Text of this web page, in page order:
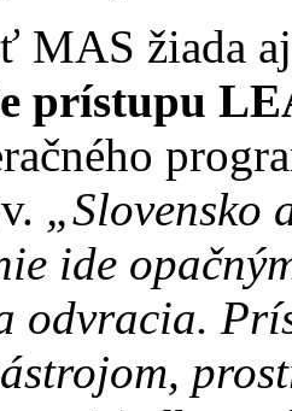
MAS žiada
prístupu
„Slovensko
ide
odvracia.